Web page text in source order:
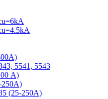
5541, 5543
А)
250А)
(25-250А)